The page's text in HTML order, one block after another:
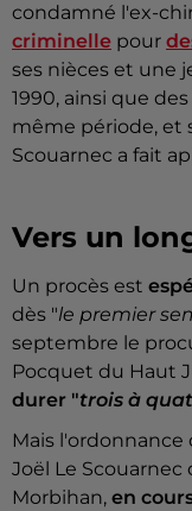
condamné l'ex-
criminelle pour
ses nièces et une
1990, ainsi que
même période, et
Scouarnec a fait
Vers un
Un procès est
dès "le premier
septembre le
Pocquet du Haut
durer "trois à
Mais
Joël Le
Morbihan, en